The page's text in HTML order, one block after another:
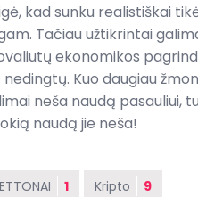
kad sunku realistiškai
Tačiau užtikrintai
ekonomikos
Kuo daugiau
neša naudą pasauliui,
naudą jie neša!
1 Kripto 9